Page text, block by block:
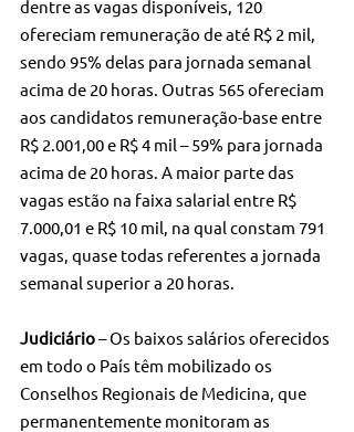
dentre as vagas disponíveis, 120
ofereciam remuneração de até R$ 2 mil,
sendo 95% delas para jornada semanal
acima de 20 horas. Outras 565 ofereciam
aos candidatos remuneração-base entre
R$ 2.001,00 e R$ 4 mil – 59% para jornada
acima de 20 horas. A maior parte das
vagas estão na faixa salarial entre R$
7.000,01 e R$ 10 mil, na qual constam 791
vagas, quase todas referentes a jornada
semanal superior a 20 horas.
Judiciário – Os baixos salários oferecidos
em todo o País têm mobilizado os
Conselhos Regionais de Medicina, que
permanentemente monitoram as